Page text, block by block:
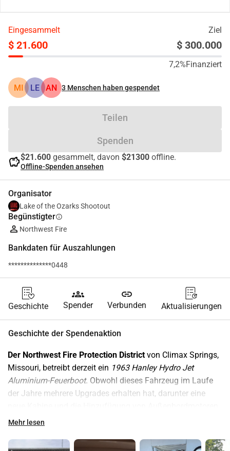
Eingesammelt Ziel
$ 21.600 $ 300.000
7,2%Finanziert
MI LE AN 3 Menschen haben gespendet
Teilen
Spenden
savings$21.600 gesammelt, davon $21300 offline.
Offline-Spenden ansehen
Organisator
Lake of the Ozarks Shootout
Begünstigterinfo
Northwest Fire
Bankdaten für Auszahlungen
**************0448
Geschichte
groups
Spender
link
Verbunden Aktualisierungen
Geschichte der Spendenaktion
Der Northwest Fire Protection District von Climax Springs,
Missouri, betreibt derzeit ein 1963 Hanley Hydro Jet
Aluminium-Feuerboot. Obwohl dieses Fahrzeug im Laufe
der Jahre mehrere Upgrades erhalten hat, darunter eine
ist es nun weit über seine vorgesehene Lebensdauer
wird das Boot zunehmend schwierig und kostspielig,
Mehr lesen